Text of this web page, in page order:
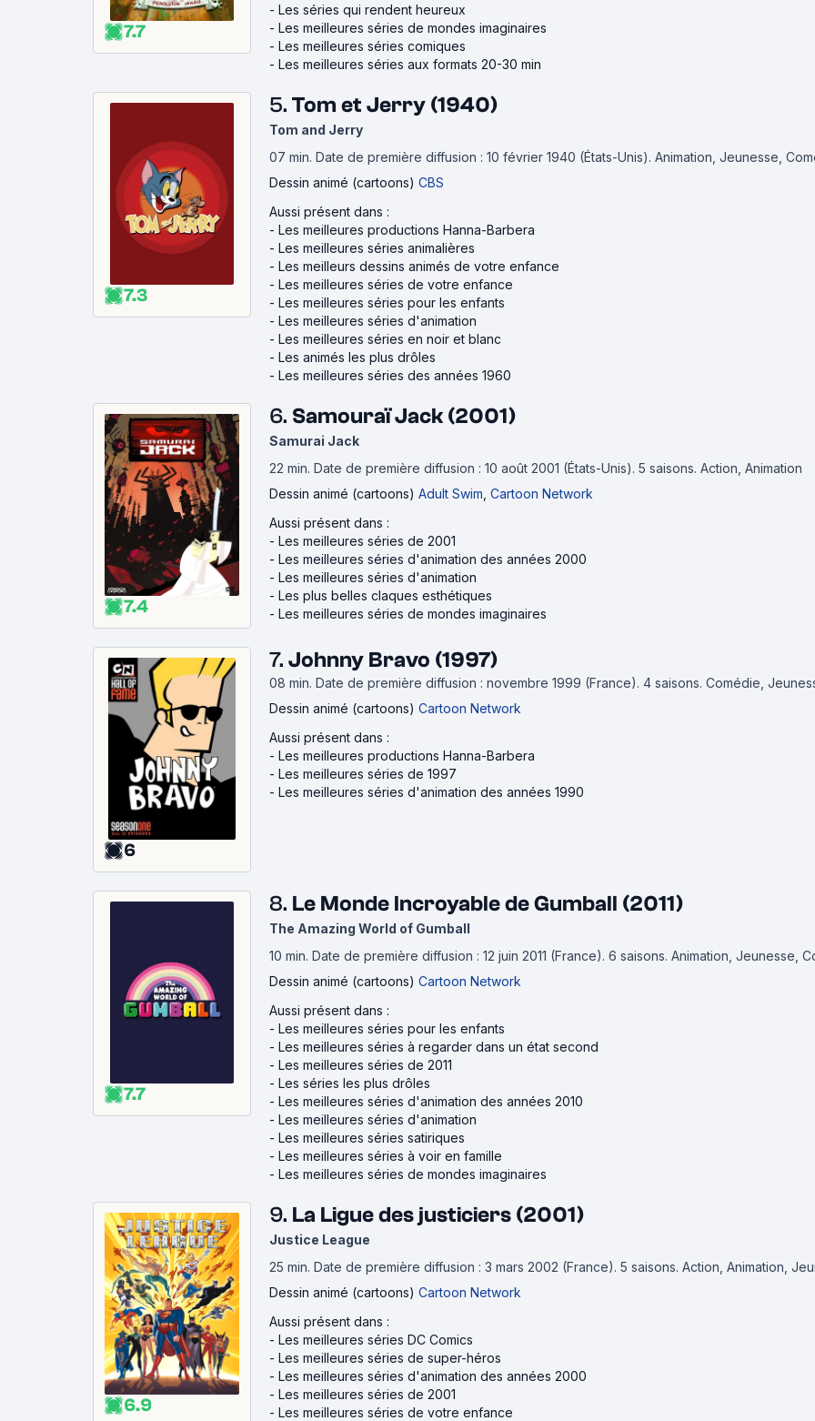
7.7
- Les séries qui rendent heureux
- Les meilleures séries de mondes imaginaires
- Les meilleures séries comiques
- Les meilleures séries aux formats 20-30 min
7.3
5. Tom et Jerry (1940)
Tom and Jerry
07 min. Date de première diffusion : 10 février 1940 (États-Unis). Animation, Jeunesse,
Dessin animé (cartoons) CBS
Aussi présent dans :
- Les meilleures productions Hanna-Barbera
- Les meilleures séries animalières
- Les meilleurs dessins animés de votre enfance
- Les meilleures séries de votre enfance
- Les meilleures séries pour les enfants
- Les meilleures séries d'animation
- Les meilleures séries en noir et blanc
- Les animés les plus drôles
- Les meilleures séries des années 1960
7.4
6. Samouraï Jack (2001)
Samurai Jack
22 min. Date de première diffusion : 10 août 2001 (États-Unis). 5 saisons. Action, Animation
Dessin animé (cartoons) Adult Swim Cartoon Network
Aussi présent dans :
- Les meilleures séries de 2001
- Les meilleures séries d'animation des années 2000
- Les meilleures séries d'animation
- Les plus belles claques esthétiques
- Les meilleures séries de mondes imaginaires
6
7. Johnny Bravo (1997)
08 min. Date de première diffusion : novembre 1999 (France). 4 saisons. Comédie,
Dessin animé (cartoons) Cartoon Network
Aussi présent dans :
- Les meilleures productions Hanna-Barbera
- Les meilleures séries de 1997
- Les meilleures séries d'animation des années 1990
7.7
8. Le Monde Incroyable de Gumball (2011)
The Amazing World of Gumball
10 min. Date de première diffusion : 12 juin 2011 (France). 6 saisons. Animation, Jeunesse,
Dessin animé (cartoons) Cartoon Network
Aussi présent dans :
- Les meilleures séries pour les enfants
- Les meilleures séries à regarder dans un état second
- Les meilleures séries de 2011
- Les séries les plus drôles
- Les meilleures séries d'animation des années 2010
- Les meilleures séries d'animation
- Les meilleures séries satiriques
- Les meilleures séries à voir en famille
- Les meilleures séries de mondes imaginaires
6.9
9. La Ligue des justiciers (2001)
Justice League
25 min. Date de première diffusion : 3 mars 2002 (France). 5 saisons. Action, Animation,
Dessin animé (cartoons) Cartoon Network
Aussi présent dans :
- Les meilleures séries DC Comics
- Les meilleures séries de super-héros
- Les meilleures séries d'animation des années 2000
- Les meilleures séries de 2001
- Les meilleures séries de votre enfance